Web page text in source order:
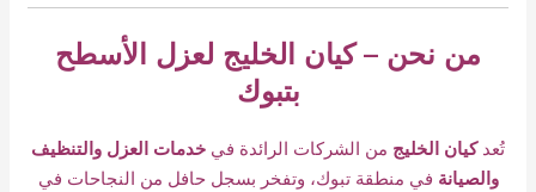
من نحن – كيان الخليج لعزل الأسطح
بتبوك
تُعدكيان الخليج من الشركات الرائدة في خدمات العزل والتنظيف
والصيانة في منطقة تبوك، وتفخر بسجل حافل من النجاحات في